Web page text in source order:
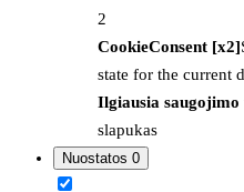
2
CookieConsent [x2]
state for the current
Ilgiausia
slapukas
Nuostatos 0